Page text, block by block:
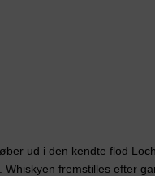
ud i den kendte flod
fremstilles efter